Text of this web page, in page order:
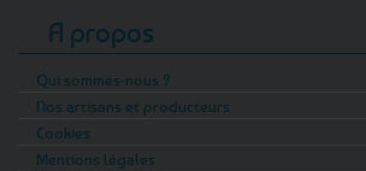
A propos
Qui sommes-nous ?
Nos artisans et producteurs
Cookies
Mentions légales